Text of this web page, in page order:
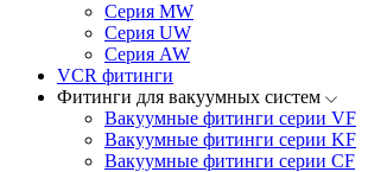
Серия MW
Серия UW
Серия AW
VCR фитинги
Фитинги для вакуумных систем
Вакуумные фитинги серии VF
Вакуумные фитинги серии KF
Вакуумные фитинги серии CF